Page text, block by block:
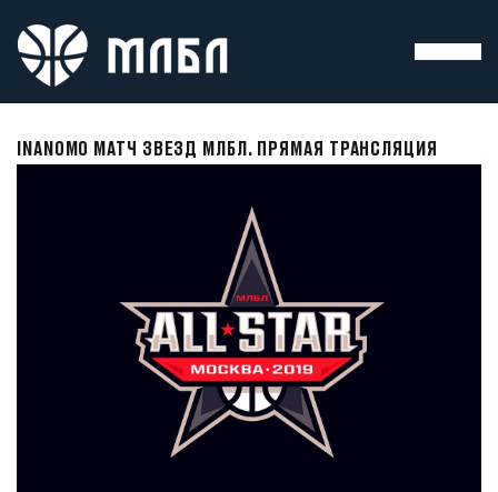
INANOMO МАТЧ ЗВЕЗД МЛБЛ. ПРЯМАЯ ТРАНСЛЯЦИЯ